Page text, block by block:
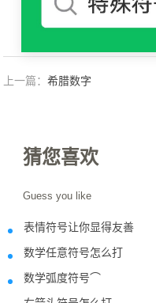
上一篇：希腊数字
猜您喜欢
Guess you like
表情符号让你显得友善
数学任意符号怎么打
数学弧度符号⌒